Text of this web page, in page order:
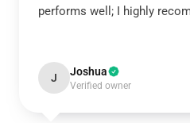
performs well; I highly
J Joshua
Verified owner